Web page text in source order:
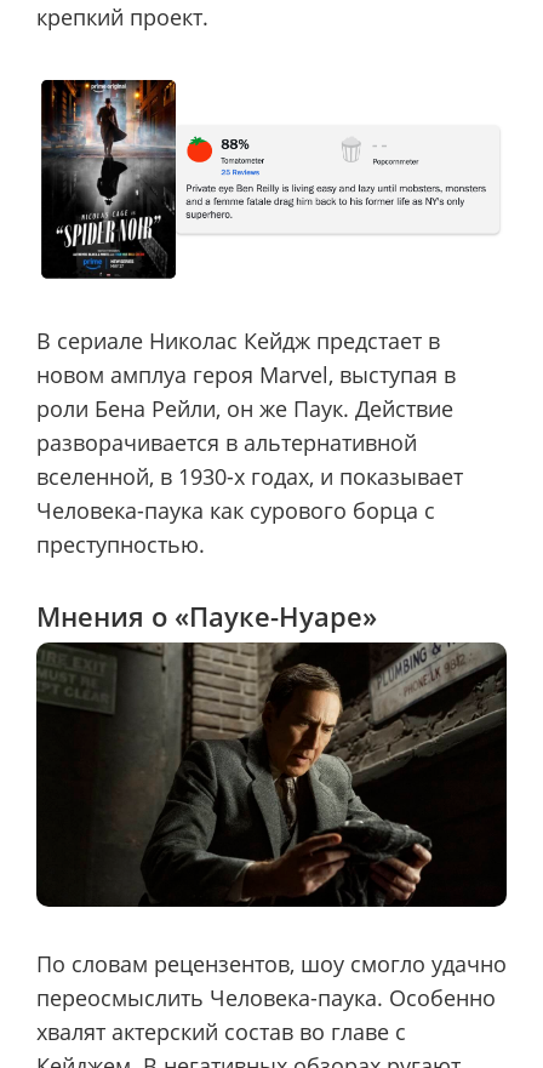
крепкий проект.
В сериале Николас Кейдж предстает в
новом амплуа героя Marvel, выступая в
роли Бена Рейли, он же Паук. Действие
разворачивается в альтернативной
вселенной, в 1930-х годах, и показывает
Человека-паука как сурового борца с
преступностью.
Мнения о «Пауке-Нуаре»
По словам рецензентов, шоу смогло удачно
переосмыслить Человека-паука. Особенно
хвалят актерский состав во главе с